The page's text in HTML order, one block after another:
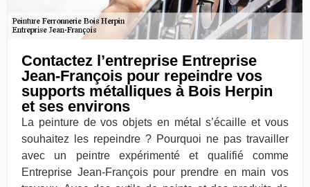
Contactez l’entreprise Entreprise
Jean-François pour repeindre vos
supports métalliques à Bois Herpin
et ses environs
La peinture de vos objets en métal s’écaille et vous
souhaitez les repeindre ? Pourquoi ne pas travailler
avec un peintre expérimenté et qualifié comme
Entreprise Jean-François pour prendre en main vos